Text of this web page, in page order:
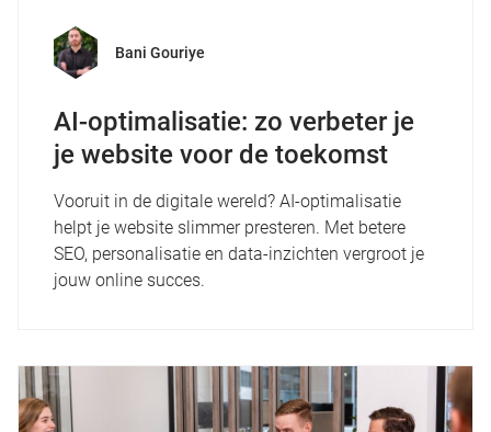
Bani Gouriye
AI-optimalisatie: zo verbeter je
je website voor de toekomst
Vooruit in de digitale wereld? AI-optimalisatie
helpt je website slimmer presteren. Met betere
SEO, personalisatie en data-inzichten vergroot je
jouw online succes.